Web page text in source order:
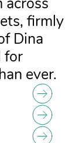
firmly
Dina
for
ever.